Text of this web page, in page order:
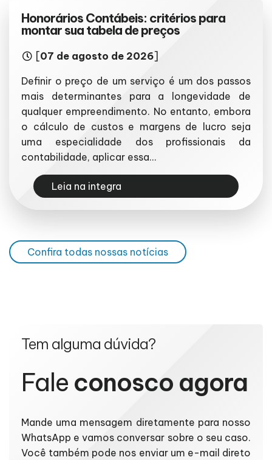
Honorários Contábeis: critérios para
montar sua tabela de preços
[07 de agosto de 2026]
Definir o preço de um serviço é um dos passos
mais determinantes para a longevidade de
qualquer empreendimento. No entanto, embora
o cálculo de custos e margens de lucro seja
uma especialidade dos profissionais da
contabilidade, aplicar essa...
Leia na integra
Confira todas nossas notícias
Tem alguma dúvida?
Fale conosco agora
Mande uma mensagem diretamente para nosso
WhatsApp e vamos conversar sobre o seu caso.
Você também pode nos enviar um e-mail direto